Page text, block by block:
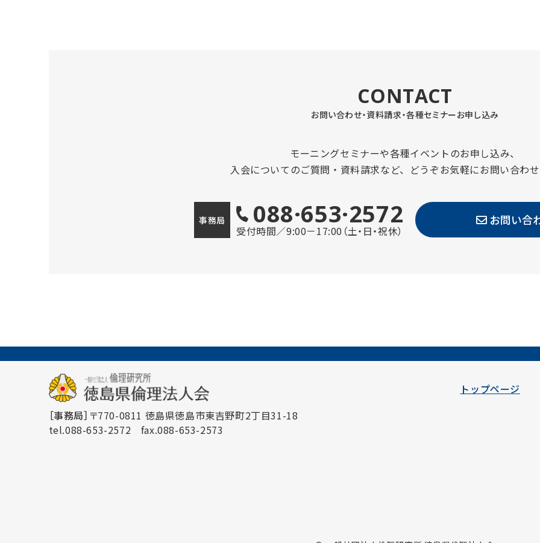
CONTACT
お問い合わせ・資料請求・各種セミナーお申し込み
モーニングセミナーや各種イベントのお申し込み、
入会についてのご質問・資料請求など、どうぞお気軽にお問い合わせ
事務局 088·653·2572
受付時間／9:00－17:00（土・日・祝休）
お問い合
［事務局］ 〒770-0811 徳島県徳島市東吉野町2丁目31-18
tel.088-653-2572 fax.088-653-2573
トップページ